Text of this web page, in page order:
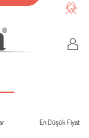
En Düşük Fiyat